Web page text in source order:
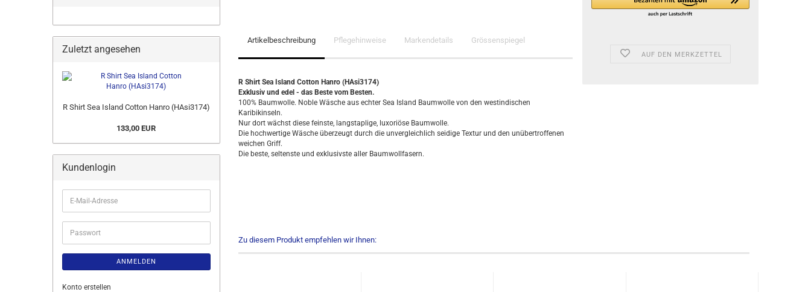
AUF DEN MERKZETTEL
Artikelbeschreibung Pflegehinweise Markendetails Grössenspiegel
R Shirt Sea Island Cotton Hanro (HAsi3174)
Exklusiv und edel - das Beste vom Besten.
100% Baumwolle. Noble Wäsche aus echter Sea Island Baumwolle von den westindischen
Karibikinseln.
Nur dort wächst diese feinste, langstaplige, luxoriöse Baumwolle.
Die hochwertige Wäsche überzeugt durch die unvergleichlich seidige Textur und den unübertroffenen
weichen Griff.
​Die beste, seltenste und exklusivste aller Baumwollfasern.
Zu diesem Produkt empfehlen wir Ihnen:
Zuletzt angesehen
R Shirt Sea Island Cotton Hanro (HAsi3174)
133,00 EUR
Kundenlogin
E-
Mail-
Adresse
Passwort
ANMELDEN
Konto erstellen